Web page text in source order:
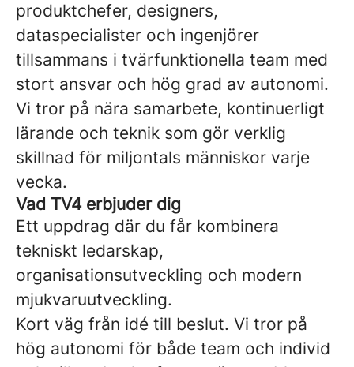
produktchefer, designers,
dataspecialister och ingenjörer
tillsammans i tvärfunktionella team med
stort ansvar och hög grad av autonomi.
Vi tror på nära samarbete, kontinuerligt
lärande och teknik som gör verklig
skillnad för miljontals människor varje
vecka.
Vad TV4 erbjuder dig
Ett uppdrag där du får kombinera
tekniskt ledarskap,
organisationsutveckling och modern
mjukvaruutveckling.
Kort väg från idé till beslut. Vi tror på
hög autonomi för både team och individ